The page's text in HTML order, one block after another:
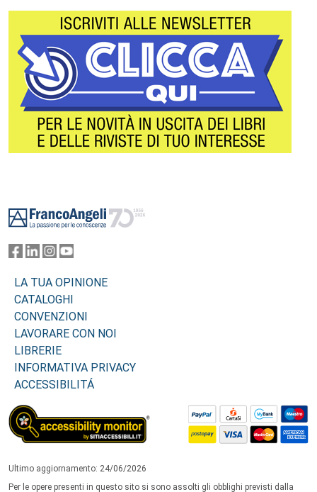
LA TUA OPINIONE
CATALOGHI
CONVENZIONI
LAVORARE CON NOI
LIBRERIE
INFORMATIVA PRIVACY
ACCESSIBILITÁ
Ultimo aggiornamento: 24/06/2026
Per le opere presenti in questo sito si sono assolti gli obblighi previsti dalla